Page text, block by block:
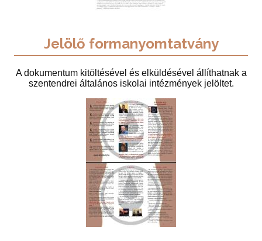
Jelölő formanyomtatvány
A dokumentum kitöltésével és elküldésével állíthatnak a
szentendrei általános iskolai intézmények jelöltet.